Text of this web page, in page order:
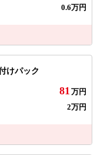
0.6万円
けパック
81 万円
2万円